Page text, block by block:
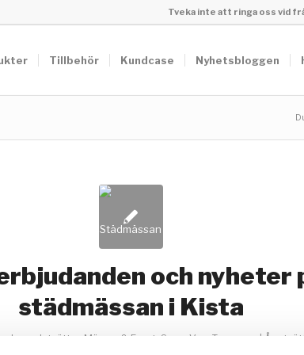
Tveka inte att ringa oss vid
Tillbehör Kundcase Nyhetsbloggen
och nyheter
städmässan i Kista
golvtvättar Mässor & Event SpaceVac Tecnovap |